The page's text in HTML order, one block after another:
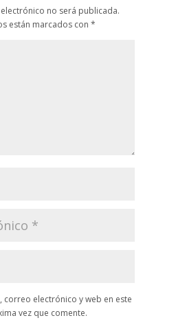
no será publicada.
están marcados con *
correo electrónico y web en este
vez que comente.